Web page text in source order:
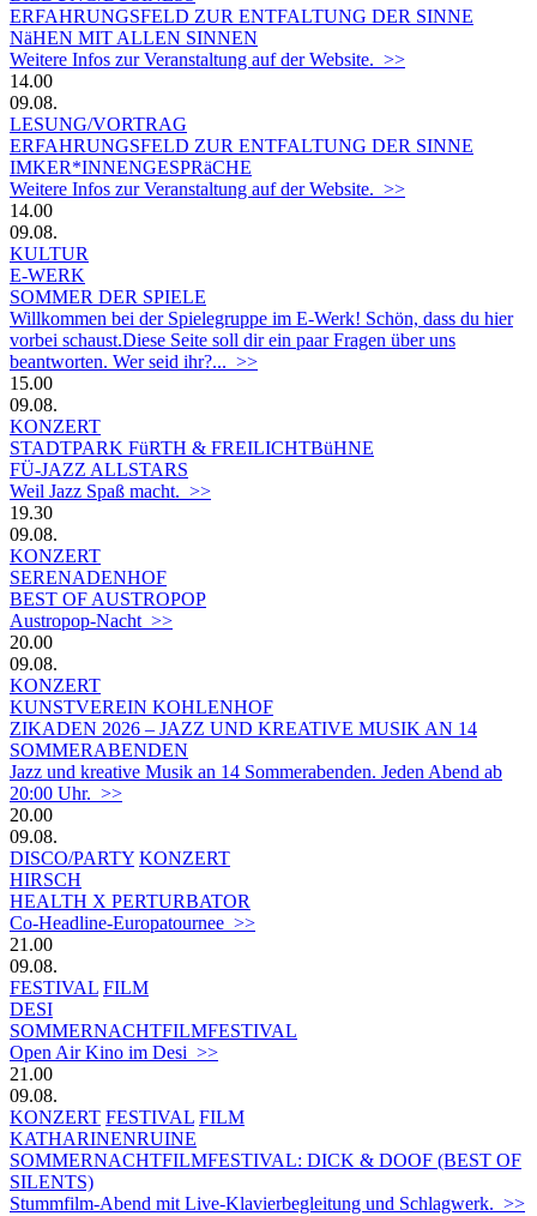
ERFAHRUNGSFELD ZUR ENTFALTUNG DER SINNE
NäHEN MIT ALLEN SINNEN
Weitere Infos zur Veranstaltung auf der Website. >>
14.00
09.08.
LESUNG/VORTRAG
ERFAHRUNGSFELD ZUR ENTFALTUNG DER SINNE
IMKER*INNENGESPRäCHE
Weitere Infos zur Veranstaltung auf der Website. >>
14.00
09.08.
KULTUR
E-WERK
SOMMER DER SPIELE
Willkommen bei der Spielegruppe im E-Werk! Schön, dass du hier
vorbei schaust.Diese Seite soll dir ein paar Fragen über uns
beantworten. Wer seid ihr?... >>
15.00
09.08.
KONZERT
STADTPARK FüRTH & FREILICHTBüHNE
FÜ-JAZZ ALLSTARS
Weil Jazz Spaß macht. >>
19.30
09.08.
KONZERT
SERENADENHOF
BEST OF AUSTROPOP
Austropop-Nacht >>
20.00
09.08.
KONZERT
KUNSTVEREIN KOHLENHOF
ZIKADEN 2026 – JAZZ UND KREATIVE MUSIK AN 14
SOMMERABENDEN
Jazz und kreative Musik an 14 Sommerabenden. Jeden Abend ab
20:00 Uhr. >>
20.00
09.08.
DISCO/PARTY KONZERT
HIRSCH
HEALTH X PERTURBATOR
Co-Headline-Europatournee >>
21.00
09.08.
FESTIVAL FILM
DESI
SOMMERNACHTFILMFESTIVAL
Open Air Kino im Desi >>
21.00
09.08.
KONZERT FESTIVAL FILM
KATHARINENRUINE
SOMMERNACHTFILMFESTIVAL: DICK & DOOF (BEST OF
SILENTS)
Stummfilm-Abend mit Live-Klavierbegleitung und Schlagwerk. >>